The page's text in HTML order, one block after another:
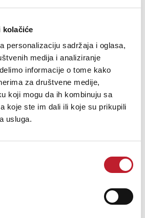
kolačiće
personalizaciju sadržaja i oglasa,
medija i analiziranje
informacije o tome kako
za društvene medije,
koji mogu da ih kombinuju sa
koje ste im dali ili koje su prikupili
usluga.
for truss EX 290 Connecting kit for EX